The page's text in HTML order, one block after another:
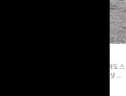
[고객요청재입고/2천장돌파💚]하나만 툭 착용해줘도 스
타일리시해 보이는 휘뚜루 마뚜루 아이템 ~ ! 인생샷 건